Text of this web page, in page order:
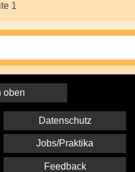
1
oben
Datenschutz
Jobs/Praktika
Feedback